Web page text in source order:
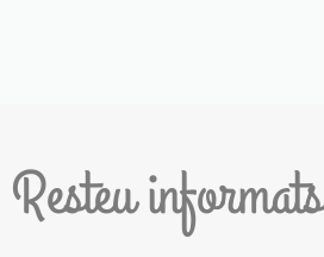
Resteu informats